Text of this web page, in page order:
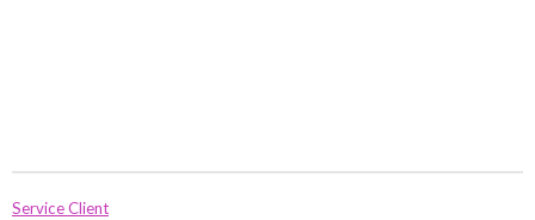
Service Client